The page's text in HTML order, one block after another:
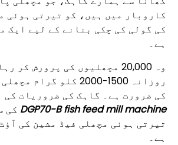
کاروبار میں ہیں، کو تیرتی ہوئی
کی گولی کی چکی بنانے کے لیے ایک
ہے۔
وہ 20,000 مچھلیوں کی پرورش کر
روزانہ 1500-2000 کلو
کی ضرورت ہے۔ گاہک کی ضروریات کی
DGP70-B fish feed mill machine کی
ہے۔